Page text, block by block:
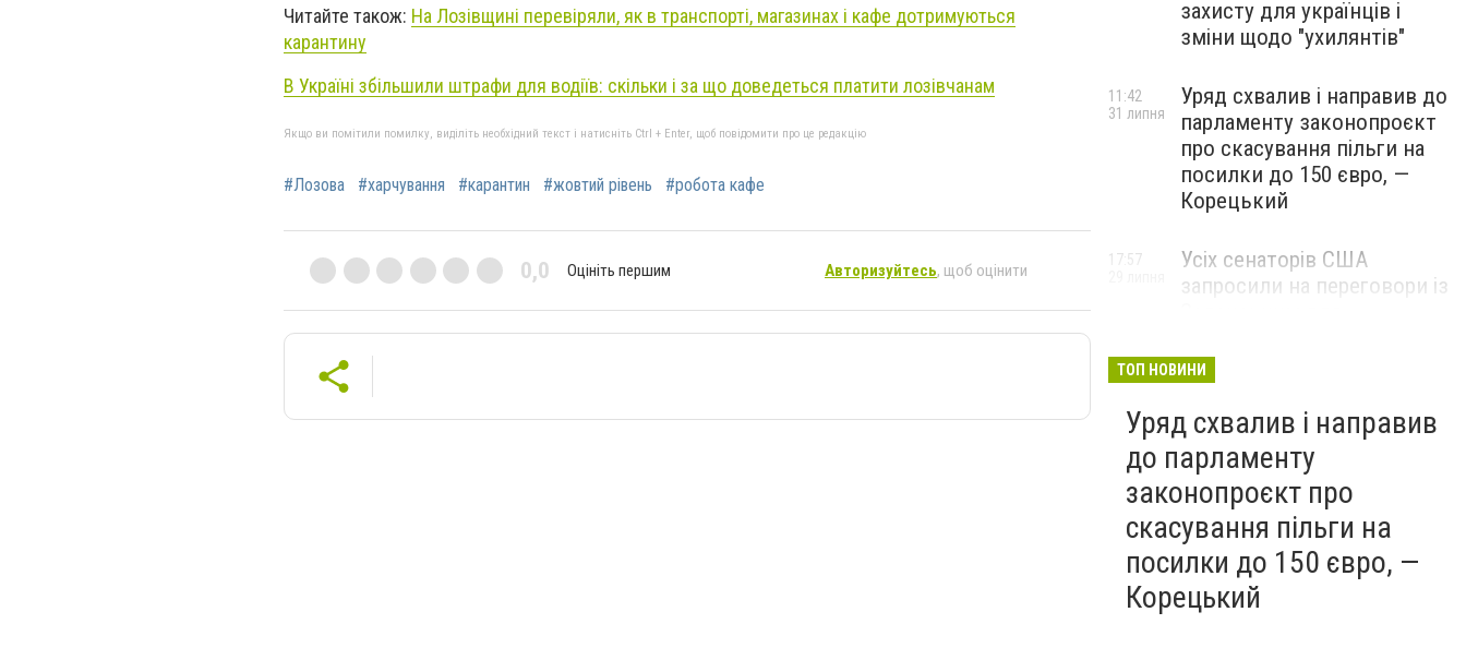
Читайте також: На Лозівщині перевіряли, як в транспорті, магазинах і кафе дотримуються
карантину
В Україні збільшили штрафи для водіїв: скільки і за що доведеться платити лозівчанам
Якщо ви помітили помилку, виділіть необхідний текст і натисніть Ctrl + Enter, щоб повідомити про це редакцію
#Лозова #харчування #карантин #жовтий рівень #робота кафе
0,0 Оцініть першим Авторизуйтесь, щоб оцінити
захисту для українців і
зміни щодо "ухилянтів"
Уряд схвалив і направив до
парламенту законопроєкт
про скасування пільги на
посилки до 150 євро, —
Корецький
11:42
31 липня
Усіх сенаторів США
запросили на переговори із
Росії, – The Hill
17:57
ТОП НОВИНИ
Уряд схвалив і направив
до парламенту
законопроєкт про
скасування пільги на
посилки до 150 євро, —
Корецький